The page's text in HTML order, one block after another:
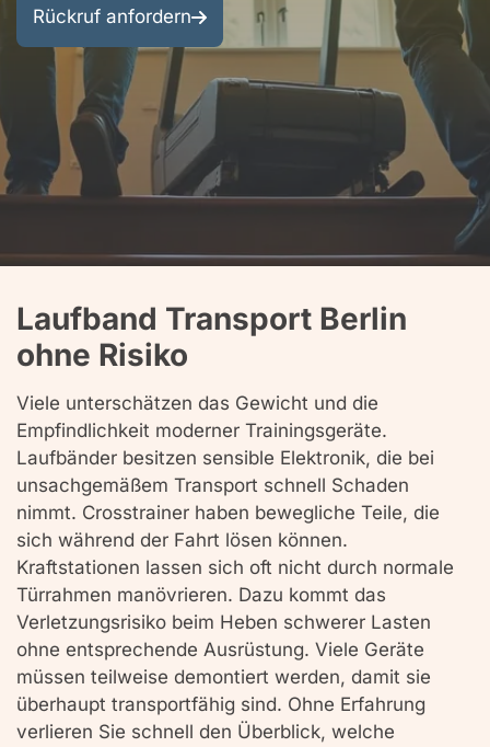
Rückruf anfordern
Laufband Transport Berlin
ohne Risiko
Viele unterschätzen das Gewicht und die
Empfindlichkeit moderner Trainingsgeräte.
Laufbänder besitzen sensible Elektronik, die bei
unsachgemäßem Transport schnell Schaden
nimmt. Crosstrainer haben bewegliche Teile, die
sich während der Fahrt lösen können.
Kraftstationen lassen sich oft nicht durch normale
Türrahmen manövrieren. Dazu kommt das
Verletzungsrisiko beim Heben schwerer Lasten
ohne entsprechende Ausrüstung. Viele Geräte
müssen teilweise demontiert werden, damit sie
überhaupt transportfähig sind. Ohne Erfahrung
verlieren Sie schnell den Überblick, welche